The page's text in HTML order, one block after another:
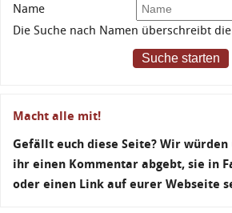
Name
Die Suche nach Namen überschreibt
Suche starten
Macht alle mit!
Gefällt euch diese Seite? Wir
ihr einen Kommentar abgebt, sie in
oder einen Link auf eurer Webseite